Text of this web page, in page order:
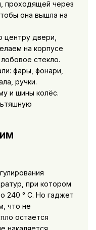
проходящей через
она вышла на
центру двери,
на корпусе
стекло.
фары, фонари,
ручки.
и шины колёс.
при котором
240 ° C. Но гаджет
что не
остается